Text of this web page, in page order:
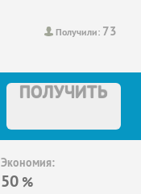
Получили: 73
ПОЛУЧИТЬ
Экономия:
50 %